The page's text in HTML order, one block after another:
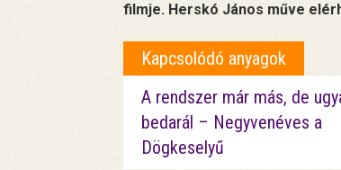
filmje. Herskó János műve
Kapcsolódó anyagok
A rendszer már más, de
bedarál – Negyvenéves a
Dögkeselyű